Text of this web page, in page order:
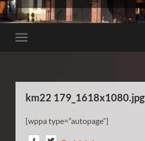
Toggle
km22 179_1618x1080.jpg
[wppa type=”autopage”]